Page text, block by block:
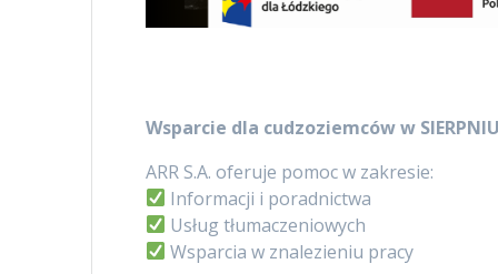
Wsparcie dla cudzoziemców w
ARR S.A. oferuje pomoc w zakresie:
Informacji i poradnictwa
Usług tłumaczeniowych
Wsparcia w znalezieniu pracy